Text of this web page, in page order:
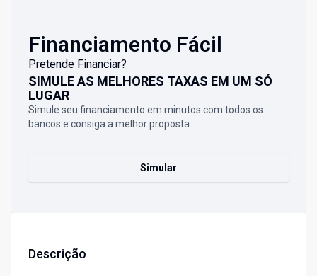
Financiamento Fácil
Pretende Financiar?
SIMULE AS MELHORES TAXAS EM UM SÓ
LUGAR
Simule seu financiamento em minutos com todos os
bancos e consiga a melhor proposta.
Simular
Descrição